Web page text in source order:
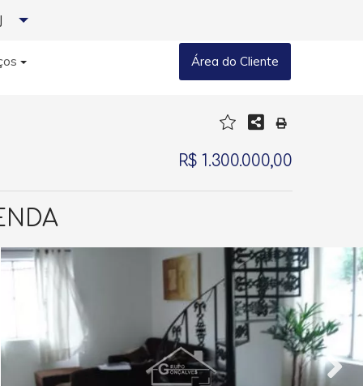
Área do Cliente
R$ 1.300.000,00